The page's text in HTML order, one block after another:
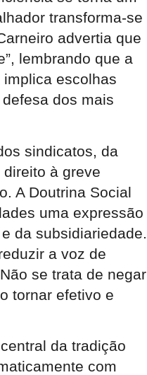
transforma-se
advertia que
lembrando que a
escolhas
dos mais
sindicatos, da
à greve
A Doutrina Social
uma expressão
da subsidiariedade.
a voz de
se trata de negar
tornar efetivo e
da tradição
com